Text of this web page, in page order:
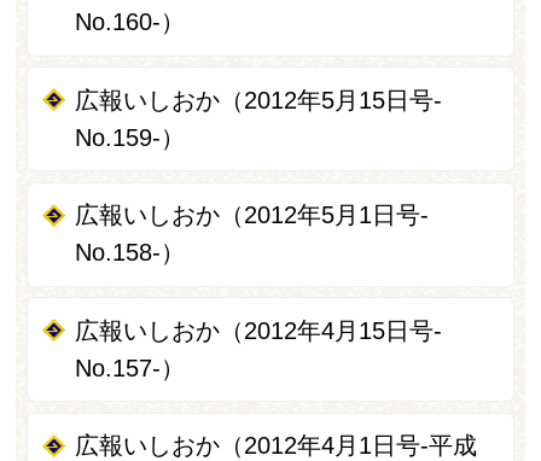
No.160-）
広報いしおか（2012年5月15日号-
No.159-）
広報いしおか（2012年5月1日号-
No.158-）
広報いしおか（2012年4月15日号-
No.157-）
広報いしおか（2012年4月1日号-平成